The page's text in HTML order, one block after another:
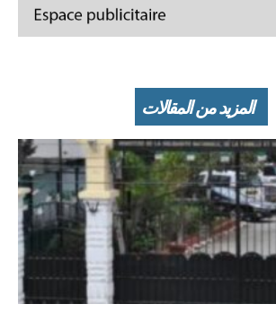
المزيد من المقالات